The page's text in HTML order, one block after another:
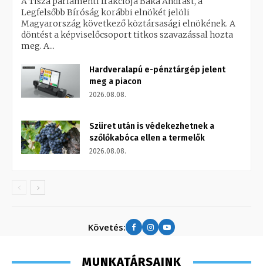
Legfelsőbb Bíróság korábbi elnökét jelöli
Magyarország következő köztársasági elnökének. A
döntést a képviselőcsoport titkos szavazással hozta
meg. A...
Hardveralapú e-pénztárgép jelent
meg a piacon
2026.08.08.
Szüret után is védekezhetnek a
szőlőkabóca ellen a termelők
2026.08.08.
Követés:
MUNKATÁRSAINK